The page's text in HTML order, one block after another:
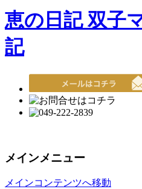
恵の日記 双子
記
メインメニュー
メインコンテンツへ移動